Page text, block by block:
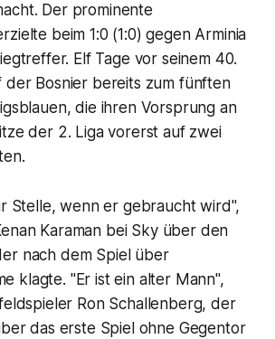
Der prominente
beim 1:0 (1:0) gegen Arminia
Elf Tage vor seinem 40.
der Bosnier bereits zum fünften
die ihren Vorsprung an
der 2. Liga vorerst auf zwei
Stelle, wenn er gebraucht wird",
Karaman bei Sky über den
nach dem Spiel über
klagte. "Er ist ein alter Mann",
Ron Schallenberg, der
das erste Spiel ohne Gegentor